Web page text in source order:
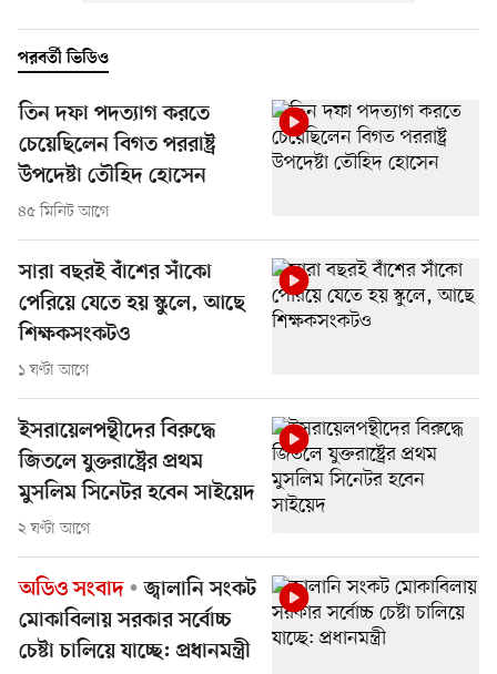
পরবর্তী ভিডিও
তিন দফা পদত্যাগ করতে
চেয়েছিলেন বিগত পররাষ্ট্র
উপদেষ্টা তৌহিদ হোসেন
৪৫ মিনিট আগে
সারা বছরই বাঁশের সাঁকো
পেরিয়ে যেতে হয় স্কুলে, আছে
শিক্ষকসংকটও
১ ঘণ্টা আগে
ইসরায়েলপন্থীদের বিরুদ্ধে
জিতলে যুক্তরাষ্ট্রের প্রথম
মুসলিম সিনেটর হবেন সাইয়েদ
২ ঘণ্টা আগে
অডিও সংবাদ
জ্বালানি সংকট
মোকাবিলায় সরকার সর্বোচ্চ
চেষ্টা চালিয়ে যাচ্ছে: প্রধানমন্ত্রী